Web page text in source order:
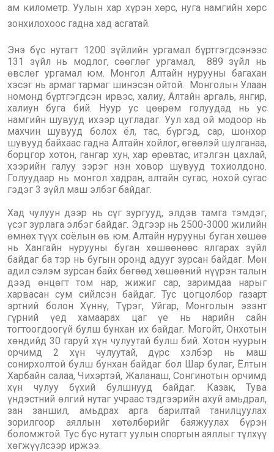
ам километр. Уулын хар хүрэн хөрс, нуга намгийн хөрс
зонхилохоос гадна хад асгатай.
Энэ бүс нутагт 1200 зүйлийн ургамал бүртгэгдсэнээс
131 зүйл нь модлог, сөөглөг ургамал, 889 зүйл нь
өвслөг ургамал юм. Монгол Алтайн нурууны багахан
хэсэг нь армаг тармаг шинэсэн ойтой. Монголын Улаан
номонд бүртгэгдсэн ирвэс, халиу, Алтайн аргаль, янгир,
халиун буга бий. Нуур ус цөөрөм голуудад нь ус
намгийн шувууд ихээр цугладаг. Уул хад ой модоор нь
махчин шувууд болох ёл, тас, бүргэд, сар, шонхор
шувууд байхаас гадна Алтайн хойлог, өгөөлэй шулганаа,
борцгор хотон, гангар хун, хар өрөвтас, итэлгэн цахлай,
хээрийн галуу зэрэг нэн ховор шувууд тохиолдоно.
Голуудаар нь монгол хадран, алтайн сугас, нохой сугас
гэдэг 3 зүйл маш элбэг байдаг.
Хад чулуун дээр нь сүг зургууд, элдэв тамга тэмдэг,
үсэг зурлага элбэг байдаг. Эдгээр нь 2500-3000 жилийн
өмнөх түүх соёлын өв юм. Алтайн нурууны буган хөшөө
нь Хангайн нурууны буган хөшөөнөөс ялгарах зүйл
байдаг ба тэр нь бугын оронд адууг зурсан байдаг. Мөн
адил сэлэм зурсан байх бөгөөд хөшөөний нүүрэн талын
дээд өнцөгт том нар, жижиг сар, заримдаа нарыг
харвасан сум сийлсэн байдаг. Тус цогцолбор газарт
эртний болон Хүннү, Түрэг, Уйгар, Монголын эзэнт
гүрний үед хамаарах цаг үе нь нарийн сайн
тогтоогдоогүй булш бунхан их байдаг. Могойт, Онхотын
хөндийд 30 гаруй хүн чулуутай булш бий. Хотон нуурын
орчимд 2 хүн чулуутай, дүрс хэлбэр нь маш
сонирхолтой булш бунхан байдаг бол Шар булаг, Ёлтын
Харбайн салаа, Чихэртэй, Жаланаш, Сонгинотын орчимд
хүн чулуу бүхий булшнууд байдаг. Казак, Тува
үндэстний өлгий нутаг учраас тэдгээрийн ахуй амьдрал,
зан заншил, амьдрах арга барилтай танилцуулах
зорилгоор аяллын хөтөлбөрийг баяжуулах бүрэн
боломжтой. Тус бүс нутагт уулын спортын аяллыг түлхүү
хөгжүүлсээр иржээ.